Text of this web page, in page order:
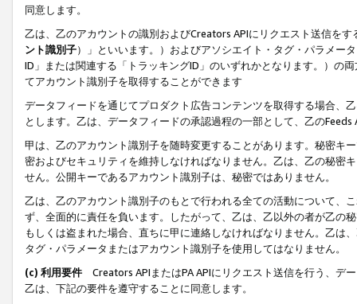
同意します。
乙は、乙のアカウントの識別およびCreators APIにリクエスト送信を
ント識別子）」といいます。）およびアソシエイト・タグ・パラメー
ID」または関連する「トラッキングID」のいずれかとなります。）の
てアカウント識別子を取得することができます
データフィードを通じてプロダクト広告コンテンツを取得する場合、
とします。乙は、データフィードの承認過程の一部として、乙の
甲は、乙のアカウント識別子を随時変更することがあります。秘密キ
密およびセキュリティを維持しなければなりません。乙は、乙の秘密
せん。公開キーであるアカウント識別子は、秘密ではありません。
乙は、乙のアカウント識別子のもとで行われる全ての活動について、
ず、全面的に責任を負います。したがって、乙は、乙以外の者が乙の
もしくは盗まれた場合、直ちに甲に連絡しなければなりません。乙は
タグ・パラメータまたはアカウント識別子を使用してはなりません。
(c) 利用要件 Creators APIまたはPA APIにリクエスト送信を行う、デ
乙は、下記の要件を遵守することに同意します。